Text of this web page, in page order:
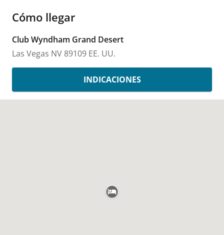
Cómo llegar
Club Wyndham Grand Desert
Las Vegas NV 89109 EE. UU.
INDICACIONES